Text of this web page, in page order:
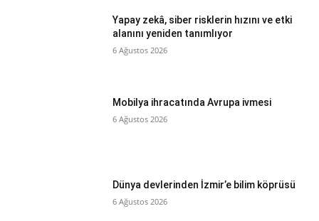
Yapay zekâ, siber risklerin hızını ve etki
alanını yeniden tanımlıyor
6 Ağustos 2026
Mobilya ihracatında Avrupa ivmesi
6 Ağustos 2026
Dünya devlerinden İzmir’e bilim köprüsü
6 Ağustos 2026